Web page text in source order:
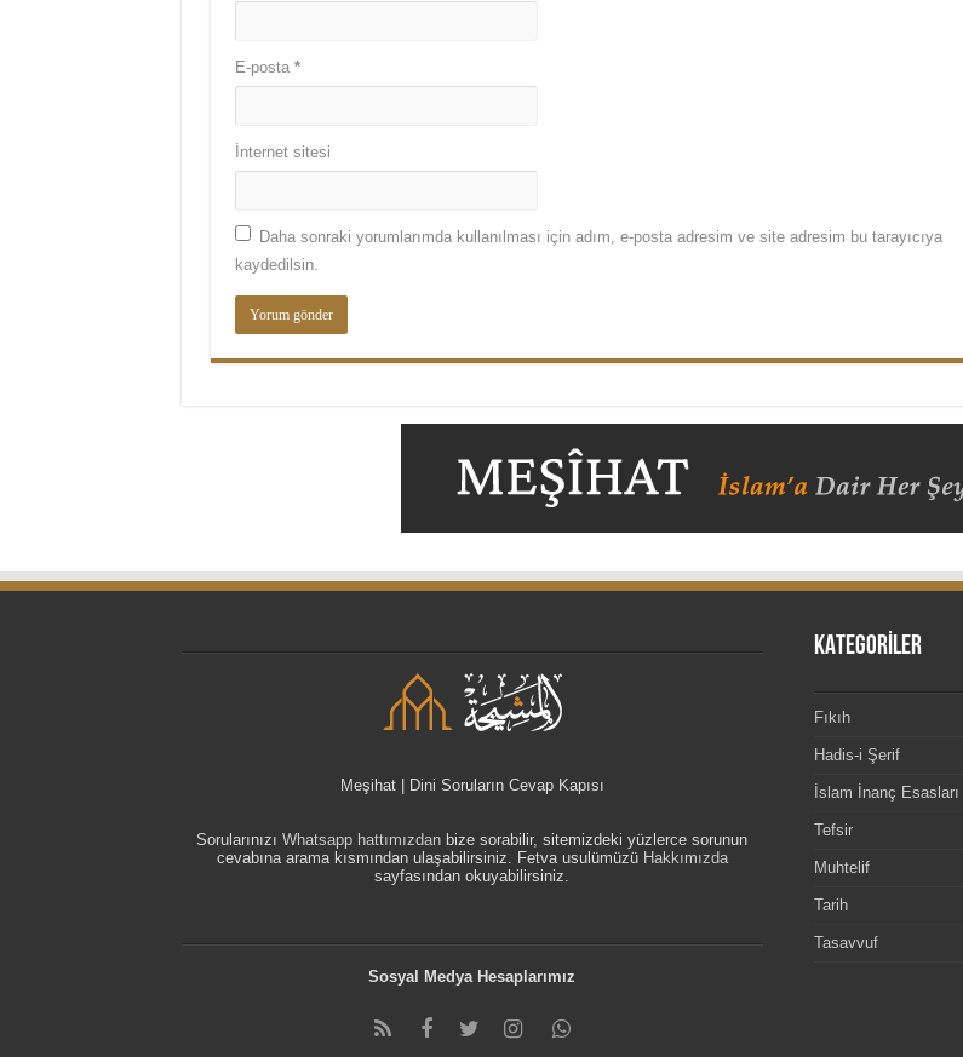
E-posta *
İnternet sitesi
Daha sonraki yorumlarımda kullanılması için adım, e-posta adresim ve site adresim bu tarayıcıya
kaydedilsin.
Meşihat | Dini Soruların Cevap Kapısı
SorularınızıWhatsapp hattımızdan bize sorabilir, sitemizdeki yüzlerce sorunun
cevabına arama kısmından ulaşabilirsiniz. Fetva usulümüzü Hakkımızda
sayfasından okuyabilirsiniz.
Sosyal Medya Hesaplarımız
KATEGORİLER
Fıkıh
Hadis-i Şerif
İslam İnanç Esasları
Tefsir
Muhtelif
Tarih
Tasavvuf